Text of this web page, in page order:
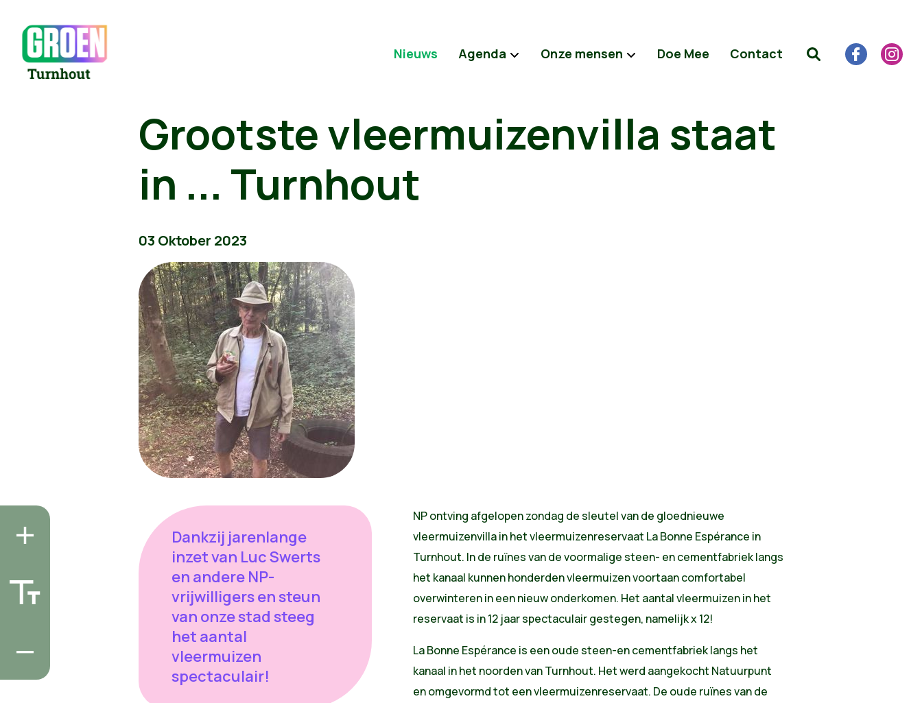
Nieuws Agenda Onze mensen Doe Mee Contact
Grootste vleermuizenvilla staat
in ... Turnhout
03 Oktober 2023
Dankzij jarenlange
inzet van Luc Swerts
en andere NP-
vrijwilligers en steun
van onze stad steeg
het aantal
vleermuizen
spectaculair!
NP ontving afgelopen zondag de sleutel van de gloednieuwe
vleermuizenvilla in het vleermuizenreservaat La Bonne Espérance in
Turnhout. In de ruïnes van de voormalige steen- en cementfabriek langs
het kanaal kunnen honderden vleermuizen voortaan comfortabel
overwinteren in een nieuw onderkomen. Het aantal vleermuizen in het
reservaat is in 12 jaar spectaculair gestegen, namelijk x 12!
La Bonne Espérance is een oude steen-en cementfabriek langs het
kanaal in het noorden van Turnhout. Het werd aangekocht Natuurpunt
en omgevormd tot een vleermuizenreservaat. De oude ruïnes van de